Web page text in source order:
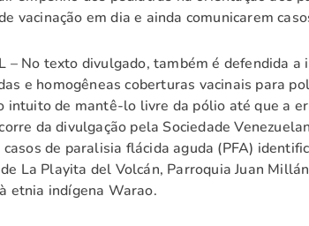
vacinação em dia e ainda comunicarem
– No texto divulgado, também é defendida
e homogêneas coberturas vacinais para
intuito de mantê-lo livre da pólio até que a
da divulgação pela Sociedade
de paralisia flácida aguda (PFA)
La Playita del Volcán, Parroquia Juan
etnia indígena Warao.